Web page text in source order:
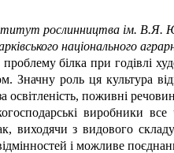
рослинництва ім.
національного
білка при годівлі
роль ця культура
поживні
виробники
виходячи з видового
і можливе